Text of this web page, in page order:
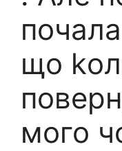
що
мого